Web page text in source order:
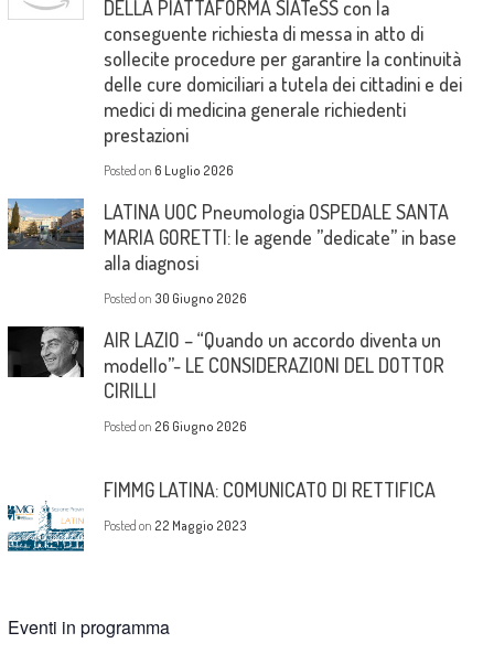
DELLA PIATTAFORMA SIATeSS con la
conseguente richiesta di messa in atto di
sollecite procedure per garantire la continuità
delle cure domiciliari a tutela dei cittadini e dei
medici di medicina generale richiedenti
prestazioni
Posted on 6 Luglio 2026
LATINA UOC Pneumologia OSPEDALE SANTA
MARIA GORETTI: le agende ”dedicate” in base
alla diagnosi
Posted on 30 Giugno 2026
AIR LAZIO – “Quando un accordo diventa un
modello”- LE CONSIDERAZIONI DEL DOTTOR
CIRILLI
Posted on 26 Giugno 2026
FIMMG LATINA: COMUNICATO DI RETTIFICA
Posted on 22 Maggio 2023
Eventi in programma